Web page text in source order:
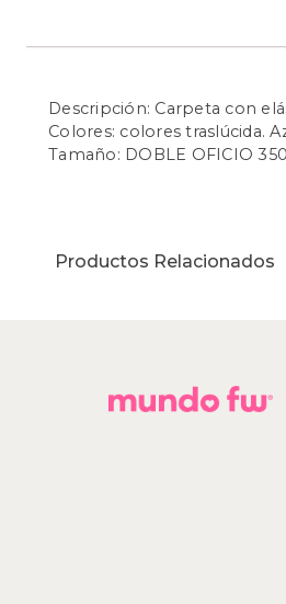
Descripción: Carpeta con
Colores: colores traslúcida.
Tamaño: DOBLE OFICIO
Productos Relacionados